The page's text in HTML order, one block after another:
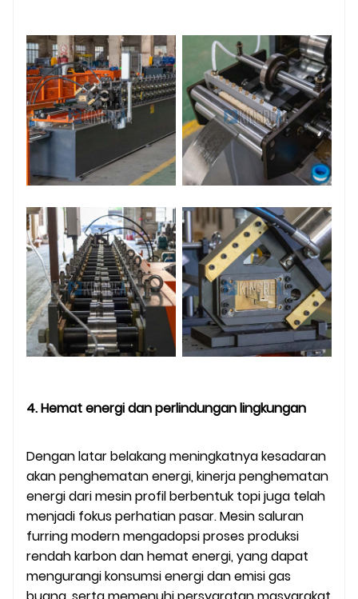
4. Hemat energi dan perlindungan lingkungan
Dengan latar belakang meningkatnya kesadaran
akan penghematan energi, kinerja penghematan
energi dari mesin profil berbentuk topi juga telah
menjadi fokus perhatian pasar. Mesin saluran
furring modern mengadopsi proses produksi
rendah karbon dan hemat energi, yang dapat
mengurangi konsumsi energi dan emisi gas